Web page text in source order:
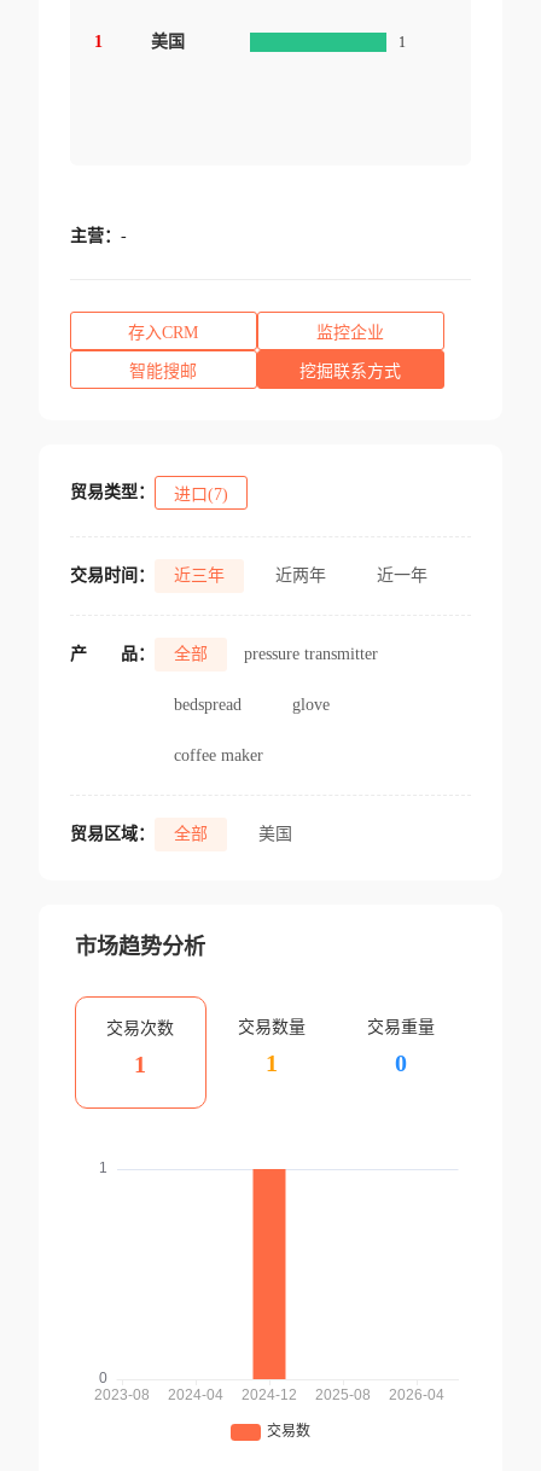
1 美国 1
主营： -
存入CRM 监控企业
智能搜邮 挖掘联系方式
贸易类型： 进口(7)
交易时间： 近三年 近两年 近一年
产 品： 全部 pressure transmitter
bedspread glove
coffee maker
贸易区域： 全部 美国
市场趋势分析
交易次数
1
交易数量
1
交易重量
0